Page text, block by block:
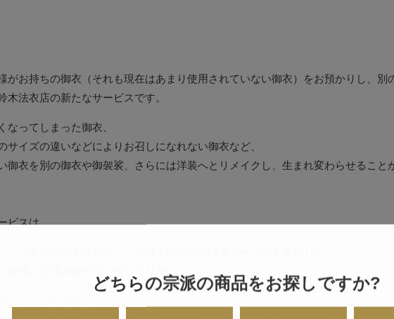
がお持ちの御衣（それも現在はあまり使用されていない御衣）をお預かりし、別
木法衣店の新たなサービスです。
なってしまった御衣、
サイズの違いなどによりお召しになれない御衣など、
御衣を別の御衣や御袈裟、さらには洋装へとリメイクし、生まれ変わらせること
ビスは
今ある御衣を大切にし、末長くお使い頂けるサービスを提供したい
様のお悩み解消の一助となりたい
たサービスです。
どちらの宗派の商品をお探しですか?